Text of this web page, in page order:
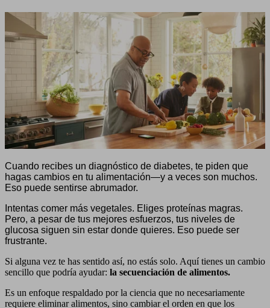
Cuando recibes un diagnóstico de diabetes, te piden que
hagas cambios en tu alimentación—y a veces son muchos.
Eso puede sentirse abrumador.
Intentas comer más vegetales. Eliges proteínas magras.
Pero, a pesar de tus mejores esfuerzos, tus niveles de
glucosa siguen sin estar donde quieres. Eso puede ser
frustrante.
Si alguna vez te has sentido así, no estás solo. Aquí tienes un cambio
sencillo que podría ayudar: la secuenciación de alimentos.
Es un enfoque respaldado por la ciencia que no necesariamente
requiere eliminar alimentos, sino cambiar el orden en que los